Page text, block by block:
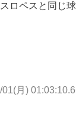
ロペスと同じ
01(月)